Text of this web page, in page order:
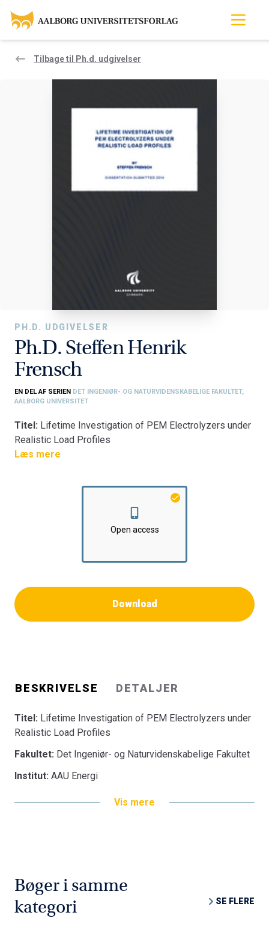
Tilbage til Ph.d. udgivelser
PH.D. UDGIVELSER
Ph.D. Steffen Henrik
Frensch
EN DEL AF SERIEN DET INGENIØR- OG NATURVIDENSKABELIGE FAKULTET,
AALBORG UNIVERSITET
Titel: Lifetime Investigation of PEM Electrolyzers under
Realistic Load Profiles
Fakultet:Det Ingeniør- og Naturvidenskabelige Fakultet
Læs mere
Open access
Download
BESKRIVELSE DETALJER
Titel: Lifetime Investigation of PEM Electrolyzers under
Realistic Load Profiles
Fakultet: Det Ingeniør- og Naturvidenskabelige Fakultet
Institut: AAU Energi
Vis mere
Bøger i samme
kategori
SE FLERE